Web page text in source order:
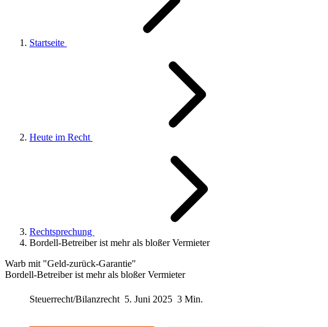
Startseite
Heute im Recht
Rechtsprechung
Bordell-Betreiber ist mehr als bloßer Vermieter
Warb mit "Geld-zurück-Garantie"
Bordell-Betreiber ist mehr als bloßer Vermieter
Steuerrecht/Bilanzrecht 5. Juni 2025 3 Min.